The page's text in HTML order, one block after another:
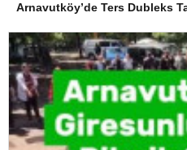
Arnavutköy’de Ters Dubleks